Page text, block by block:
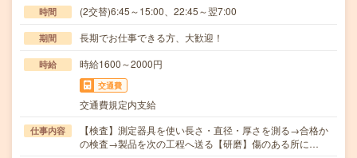
時間 (2交替)6:45～15:00、22:45～翌7:00
期間 長期でお仕事できる方、大歓迎！
時給 時給1600～2000円
交通費
交通費規定内支給
仕事内容
【検査】測定器具を使い長さ・直径・厚さを測る→合格か
の検査→製品を次の工程へ送る【研磨】傷のある所に…